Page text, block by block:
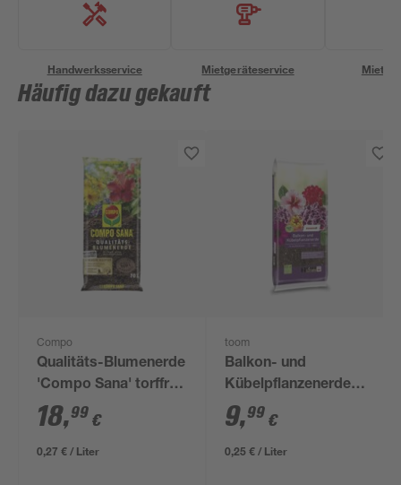
Handwerksservice Mietgeräteservice
Häufig dazu gekauft
Compo
Qualitäts-Blumenerde
'Compo Sana' torffrei
70 l
18,99 €
0,27 € / Liter
toom
Balkon- und
Kübelpflanzenerde
torffrei 40 l
9,99 €
0,25 € / Liter